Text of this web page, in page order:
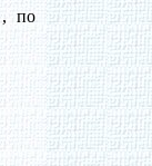
, по